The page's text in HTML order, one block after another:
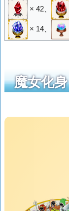
× 42、
× 14、
魔女化身